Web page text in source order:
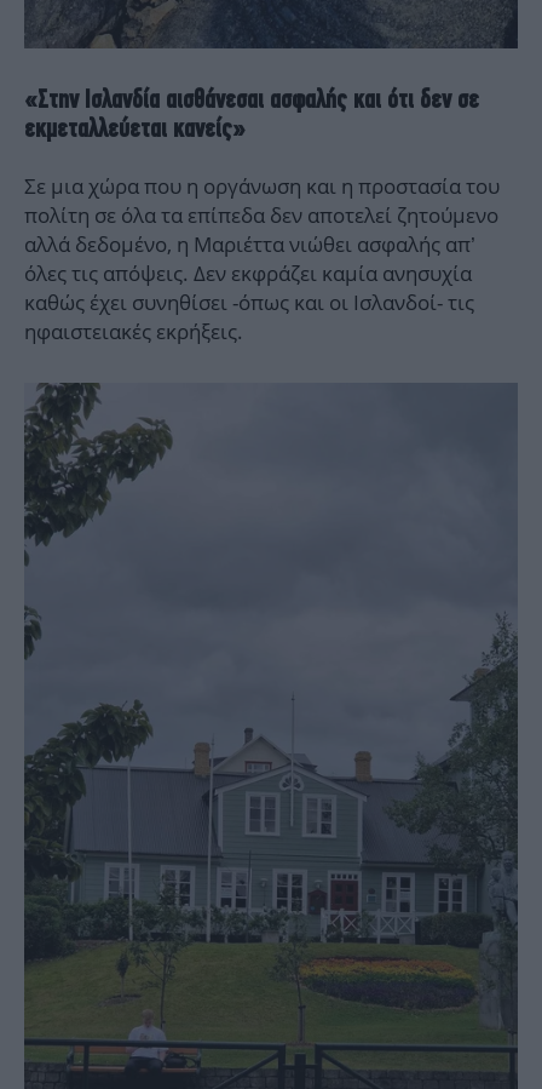
«Στην Ισλανδία αισθάνεσαι ασφαλής και ότι δεν σε
εκμεταλλεύεται κανείς»
Σε μια χώρα που η οργάνωση και η προστασία του
πολίτη σε όλα τα επίπεδα δεν αποτελεί ζητούμενο
αλλά δεδομένο, η Μαριέττα νιώθει ασφαλής απ’
όλες τις απόψεις. Δεν εκφράζει καμία ανησυχία
καθώς έχει συνηθίσει -όπως και οι Ισλανδοί- τις
ηφαιστειακές εκρήξεις.